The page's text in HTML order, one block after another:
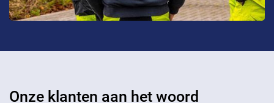
Onze klanten aan het woord